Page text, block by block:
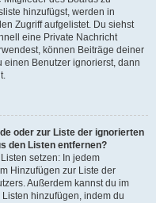
hinzufügst, werden in
Zugriff aufgelistet. Du siehst
eine Private Nachricht
können Beiträge deiner
einen Benutzer ignorierst, dann
oder zur Liste der ignorierten
den Listen entfernen?
setzen: In jedem
Hinzufügen zur Liste der
Außerdem kannst du im
hinzufügen, indem du